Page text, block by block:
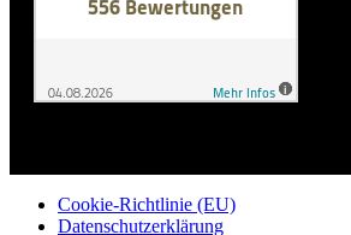
Cookie-Richtlinie (EU)
Datenschutzerklärung